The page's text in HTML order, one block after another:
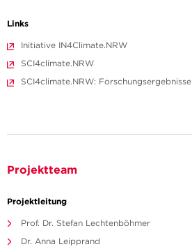
Links
Initiative IN4Climate.NRW
SCI4climate.NRW
SCI4climate.NRW: Forschungsergebnisse
Projektteam
Projektleitung
Prof. Dr. Stefan Lechtenböhmer
Dr. Anna Leipprand